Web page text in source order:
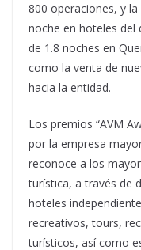
800 operaciones, y
noche en hoteles del
de 1.8 noches en
como la venta de
hacia la entidad.
Los premios “AVM
por la empresa
reconoce a los
turística, a través de
hoteles
recreativos, tours,
turísticos, así como